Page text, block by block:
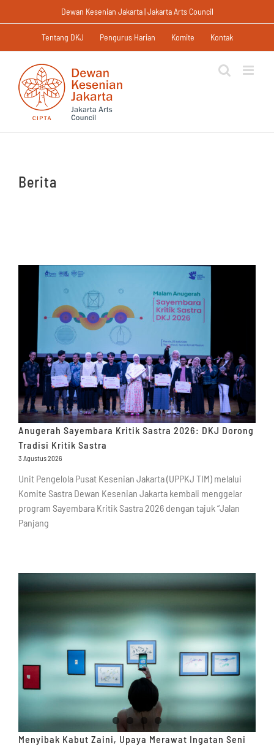
to
Dewan Kesenian Jakarta | Jakarta Arts Council
Tentang DKJ Pengurus Harian Komite Kontak
Berita
Anugerah Sayembara Kritik Sastra 2026: DKJ Dorong
Tradisi Kritik Sastra
3 Agustus 2026
Unit Pengelola Pusat Kesenian Jakarta (UPPKJ TIM) melalui
Komite Sastra Dewan Kesenian Jakarta kembali menggelar
program Sayembara Kritik Sastra 2026 dengan tajuk “Jalan
Panjang
Menyibak Kabut Zaini, Upaya Merawat Ingatan Seni